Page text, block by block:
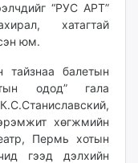
“РУС АРТ”
хатагтай
юм.
балетын
одод” гала
хөгжмийн
Пермь хотын
гээд дэлхийн